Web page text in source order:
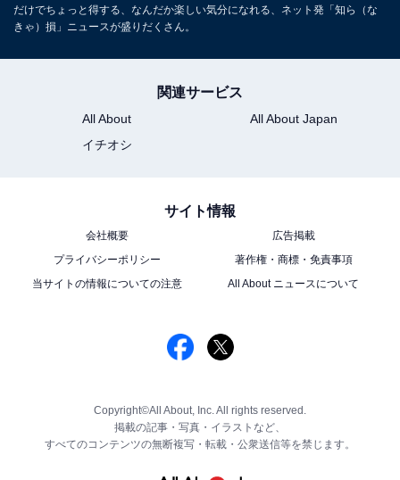
だけでちょっと得する、なんだか楽しい気分になれる、ネット発「知ら（な
きゃ）損」ニュースが盛りだくさん。
関連サービス
All About
All About Japan
イチオシ
サイト情報
会社概要
広告掲載
プライバシーポリシー
著作権・商標・免責事項
当サイトの情報についての注意
All About ニュースについて
Copyright©All About, Inc. All rights reserved.
掲載の記事・写真・イラストなど、
すべてのコンテンツの無断複写・転載・公衆送信等を禁じます。